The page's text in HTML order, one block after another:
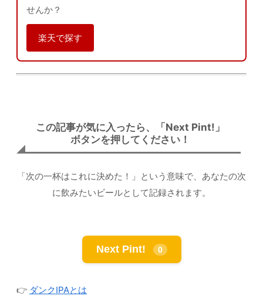
せんか？
楽天で探す
この記事が気に入ったら、「Next Pint!」
ボタンを押してください！
「次の一杯はこれに決めた！」という意味で、あなたの次
に飲みたいビールとして記録されます。
Next Pint! 0
👉 ダンクIPAとは